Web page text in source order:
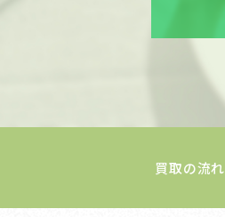
買取の流れ